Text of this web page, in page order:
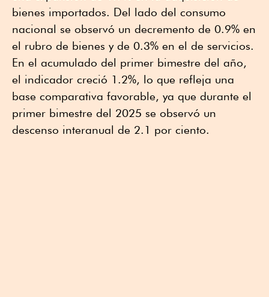
bienes importados. Del lado del consumo
nacional se observó un decremento de 0.9% en
el rubro de bienes y de 0.3% en el de servicios.
En el acumulado del primer bimestre del año,
el indicador creció 1.2%, lo que refleja una
base comparativa favorable, ya que durante el
primer bimestre del 2025 se observó un
descenso interanual de 2.1 por ciento.